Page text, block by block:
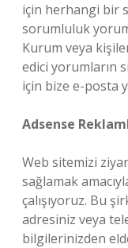
için herhangi bir
sorumluluk
Kurum veya
edici yorumların
için bize e-posta
Adsense
Web sitemizi
sağlamak
çalışıyoruz. Bu
adresiniz veya
bilgilerinizden